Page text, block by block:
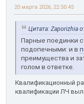
20 марта 2026, 22:50:45
Цитата: Zaporizhia
Парные поединки
подопечными: и в
преимущества и
голом в ответке.
Квалификационный
квалификации ЛЧ